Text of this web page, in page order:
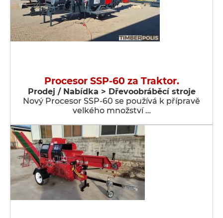
Procesor SSP-60 za Traktor.
Prodej / Nabídka > Dřevoobráběcí stroje
Nový Procesor SSP-60 se používá k přípravě
velkého množství …